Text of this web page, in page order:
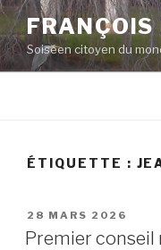
Aller
au
contenu
principal
FRANÇOIS
Soiséen citoyen du
ÉTIQUETTE :
PUBLIÉ
LE
28 MARS 2026
Premier conseil